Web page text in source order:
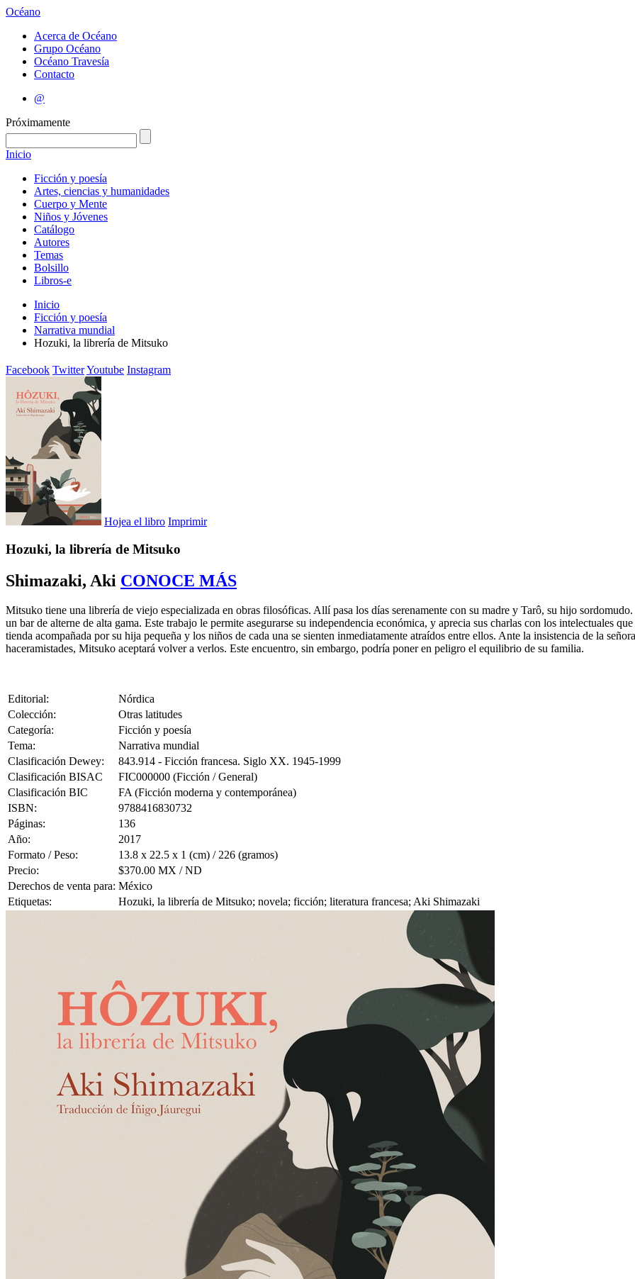
Océano
Acerca de Océano
Grupo Océano
Océano Travesía
Contacto
@
Próximamente
Inicio
Ficción y poesía
Artes, ciencias y humanidades
Cuerpo y Mente
Niños y Jóvenes
Catálogo
Autores
Temas
Bolsillo
Libros-e
Inicio
Ficción y poesía
Narrativa mundial
Hozuki, la librería de Mitsuko
Facebook TwitterYoutube Instagram
Hojea el libro Imprimir
Hozuki, la librería de Mitsuko
Shimazaki, Aki CONOCE MÁS
Mitsuko tiene una librería de viejo especializada en obras filosóficas. Allí pasa los días serenamente con su madre y Tarô, su hijo
un bar de alterne de alta gama. Este trabajo le permite asegurarse su independencia económica, y aprecia sus charlas con los intelectuales
tienda acompañada por su hija pequeña y los niños de cada una se sienten inmediatamente atraídos entre ellos. Ante la insistencia de la
haceramistades, Mitsuko aceptará volver a verlos. Este encuentro, sin embargo, podría poner en peligro el equilibrio de su familia.
Editorial:
Nórdica
Colección:
Otras latitudes
Categoría:
Ficción y poesía
Tema:
Narrativa mundial
Clasificación Dewey:
843.914 - Ficción francesa. Siglo XX. 1945-1999
Clasificación BISAC
FIC000000 (Ficción / General)
Clasificación BIC
FA (Ficción moderna y contemporánea)
ISBN:
9788416830732
Páginas:
136
Año:
2017
Formato / Peso:
13.8 x 22.5 x 1 (cm) / 226 (gramos)
Precio:
$370.00 MX / ND
Derechos de venta para: México
Etiquetas:
Hozuki, la librería de Mitsuko; novela; ficción; literatura francesa; Aki Shimazaki